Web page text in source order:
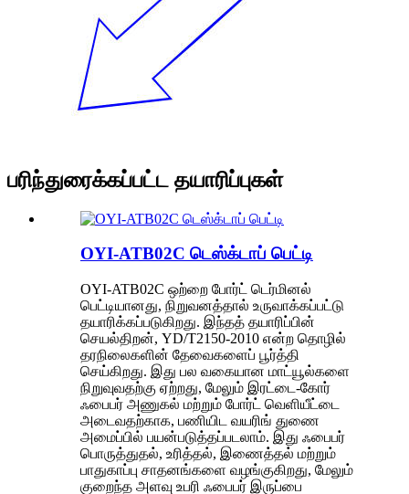
பரிந்துரைக்கப்பட்ட தயாரிப்புகள்
OYI-ATB02C டெஸ்க்டாப் பெட்டி
OYI-ATB02C ஒற்றை போர்ட் டெர்மினல்
பெட்டியானது, நிறுவனத்தால் உருவாக்கப்பட்டு
தயாரிக்கப்படுகிறது. இந்தத் தயாரிப்பின்
செயல்திறன், YD/T2150-2010 என்ற தொழில்
தரநிலைகளின் தேவைகளைப் பூர்த்தி
செய்கிறது. இது பல வகையான மாட்யூல்களை
நிறுவுவதற்கு ஏற்றது, மேலும் இரட்டை-கோர்
ஃபைபர் அணுகல் மற்றும் போர்ட் வெளியீட்டை
அடைவதற்காக, பணியிட வயரிங் துணை
அமைப்பில் பயன்படுத்தப்படலாம். இது ஃபைபர்
பொருத்துதல், உரித்தல், இணைத்தல் மற்றும்
பாதுகாப்பு சாதனங்களை வழங்குகிறது, மேலும்
குறைந்த அளவு உபரி ஃபைபர் இருப்பை